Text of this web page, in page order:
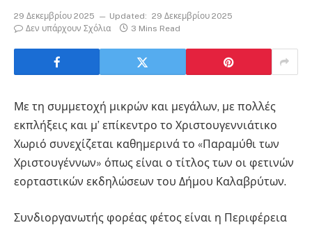
29 Δεκεμβρίου 2025 Updated: 29 Δεκεμβρίου 2025
Δεν υπάρχουν Σχόλια
3 Mins Read
Με τη συμμετοχή μικρών και μεγάλων, με πολλές
εκπλήξεις και μ’ επίκεντρο το Χριστουγεννιάτικο
Χωριό συνεχίζεται καθημερινά το «Παραμύθι των
Χριστουγέννων» όπως είναι ο τίτλος των οι φετινών
εορταστικών εκδηλώσεων του Δήμου Καλαβρύτων.
Συνδιοργανωτής φορέας φέτος είναι η Περιφέρεια